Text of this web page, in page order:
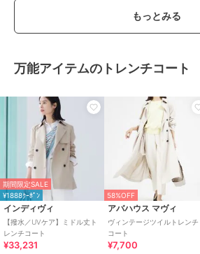
もっとみる
万能アイテムのトレンチコート
期間限定SALE
¥1888ｸｰﾎﾟﾝ
インディヴィ
【撥水／UVケア】ミドル丈ト
レンチコート
¥33,231
58%OFF
アバハウス マヴィ
ヴィンテージツイルトレンチ
コート
¥7,700